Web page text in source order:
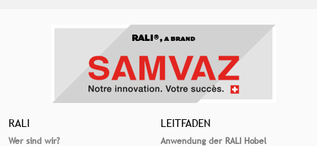
RALI®, A BRAND
RALI
Wer sind wir?
LEITFADEN
Anwendung der RALI Hobel